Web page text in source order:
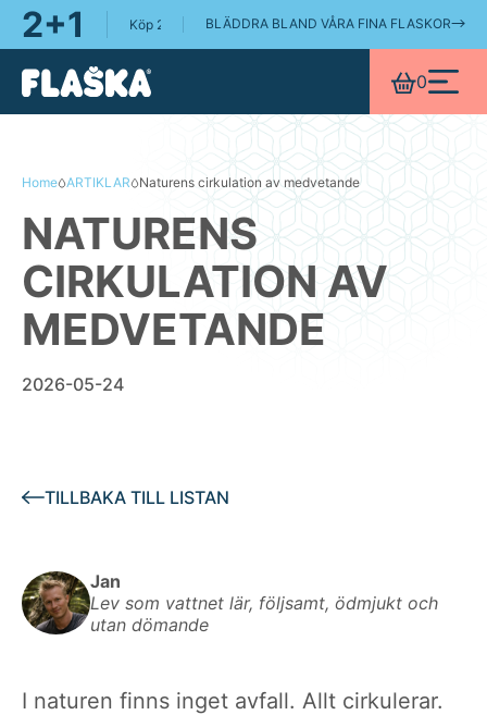
2+1 Köp 2 Flaska-flaskor, få en Flaska Pure 0.75L på köpet!
BLÄDDRA BLAND VÅRA FINA FLASKOR
0
Home ARTIKLAR Naturens cirkulation av medvetande
NATURENS
CIRKULATION AV
MEDVETANDE
2026-05-24
TILLBAKA TILL LISTAN
Jan
Lev som vattnet lär, följsamt, ödmjukt och
utan dömande
I naturen finns inget avfall. Allt cirkulerar.